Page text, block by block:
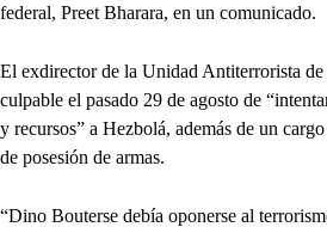
federal, Preet Bharara, en un comunicado.
El exdirector de la Unidad Antiterrorista de
culpable el pasado 29 de agosto de
y recursos” a Hezbolá, además de un
de posesión de armas.
“Dino Bouterse debía oponerse al